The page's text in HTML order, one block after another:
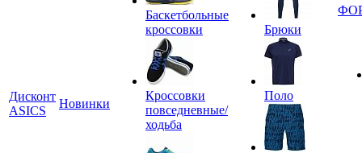
Дисконт
ASICS
Новинки
Баскетбольные
кроссовки
Кроссовки
повседневные/
ходьба
Брюки
Поло